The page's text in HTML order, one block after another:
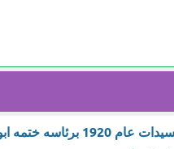
زيد ؟ - مع الشرح